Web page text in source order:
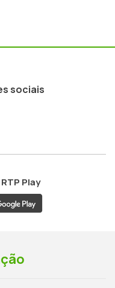
sociais
RTP Play